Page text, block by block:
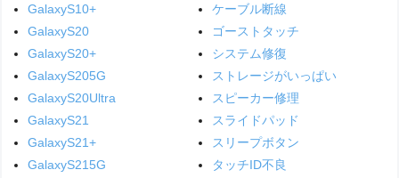
GalaxyS10+
GalaxyS20
GalaxyS20+
GalaxyS205G
GalaxyS20Ultra
GalaxyS21
GalaxyS21+
GalaxyS215G
ケーブル断線
ゴーストタッチ
システム修復
ストレージがいっぱい
スピーカー修理
スライドパッド
スリープボタン
タッチID不良